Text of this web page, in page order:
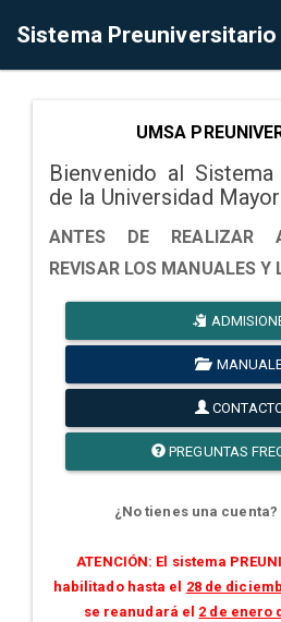
Sistema Preuniversitario
UMSA
Bienvenido al
de la Universidad
ANTES DE REALIZAR
REVISAR LOS MANUALES Y
PREGUNTAS
¿No tienes una cuenta?
ATENCIÓN: El sistema
habilitado hasta el 28 de
se reanudará el 2 de enero